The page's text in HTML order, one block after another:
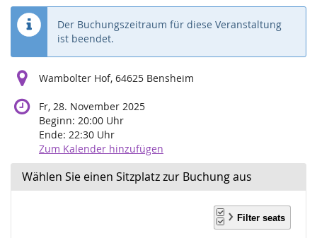
Der Buchungszeitraum für diese Veranstaltung
ist beendet.
Wambolter Hof, 64625 Bensheim
Fr, 28. November 2025
Beginn: 20:00 Uhr
Ende: 22:30 Uhr
Zum Kalender hinzufügen
Wählen Sie einen Sitzplatz zur Buchung aus